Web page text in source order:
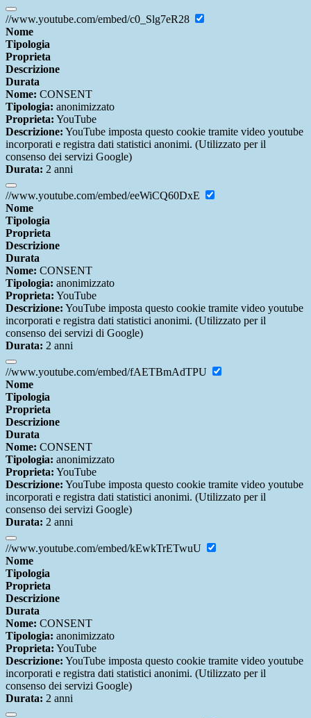
//www.youtube.com/embed/c0_Slg7eR28
Nome
Tipologia
Proprieta
Descrizione
Durata
Nome: CONSENT
Tipologia: anonimizzato
Proprieta: YouTube
Descrizione: YouTube imposta questo cookie tramite video youtube
incorporati e registra dati statistici anonimi. (Utilizzato per il
consenso dei servizi Google)
Durata: 2 anni
//www.youtube.com/embed/eeWiCQ60DxE
Nome
Tipologia
Proprieta
Descrizione
Durata
Nome: CONSENT
Tipologia: anonimizzato
Proprieta: YouTube
Descrizione: YouTube imposta questo cookie tramite video youtube
incorporati e registra dati statistici anonimi. (Utilizzato per il
consenso dei servizi di Google)
Durata: 2 anni
//www.youtube.com/embed/fAETBmAdTPU
Nome
Tipologia
Proprieta
Descrizione
Durata
Nome: CONSENT
Tipologia: anonimizzato
Proprieta: YouTube
Descrizione: YouTube imposta questo cookie tramite video youtube
incorporati e registra dati statistici anonimi. (Utilizzato per il
consenso dei servizi Google)
Durata: 2 anni
//www.youtube.com/embed/kEwkTrETwuU
Nome
Tipologia
Proprieta
Descrizione
Durata
Nome: CONSENT
Tipologia: anonimizzato
Proprieta: YouTube
Descrizione: YouTube imposta questo cookie tramite video youtube
incorporati e registra dati statistici anonimi. (Utilizzato per il
consenso dei servizi Google)
Durata: 2 anni